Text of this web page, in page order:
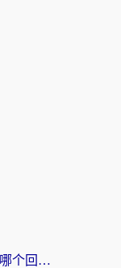
ChickCN VPN和ToCN VPN对比哪个回国效果更好？海外党亲测3款加速器后选对了！